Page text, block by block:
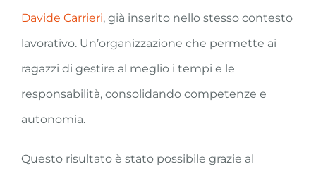
Davide Carrieri, già inserito nello stesso contesto
lavorativo. Un’organizzazione che permette ai
ragazzi di gestire al meglio i tempi e le
responsabilità, consolidando competenze e
autonomia.
Questo risultato è stato possibile grazie al